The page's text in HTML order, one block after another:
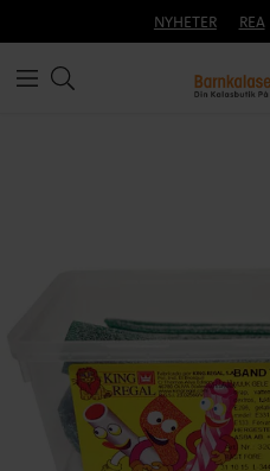
NYHETER REA